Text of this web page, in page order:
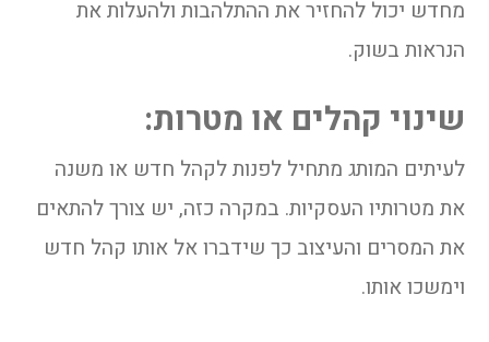
מחדש יכול להחזיר את ההתלהבות ולהעלות את
הנראות בשוק.
שינוי קהלים או מטרות:
לעיתים המותג מתחיל לפנות לקהל חדש או משנה
את מטרותיו העסקיות. במקרה כזה, יש צורך להתאים
את המסרים והעיצוב כך שידברו אל אותו קהל חדש
וימשכו אותו.